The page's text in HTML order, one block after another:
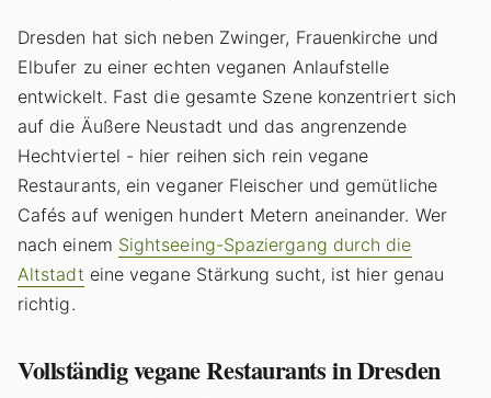
Dresden hat sich neben Zwinger, Frauenkirche und
Elbufer zu einer echten veganen Anlaufstelle
entwickelt. Fast die gesamte Szene konzentriert sich
auf die Äußere Neustadt und das angrenzende
Hechtviertel - hier reihen sich rein vegane
Restaurants, ein veganer Fleischer und gemütliche
Cafés auf wenigen hundert Metern aneinander. Wer
nach einem Sightseeing-Spaziergang durch die
Altstadt eine vegane Stärkung sucht, ist hier genau
richtig.
Vollständig vegane Restaurants in Dresden